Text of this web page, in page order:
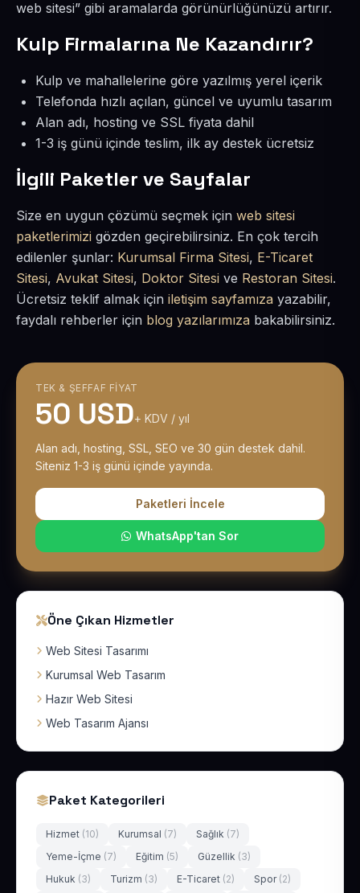
web sitesi” gibi aramalarda görünürlüğünüzü artırır.
Kulp Firmalarına Ne Kazandırır?
Kulp ve mahallelerine göre yazılmış yerel içerik
Telefonda hızlı açılan, güncel ve uyumlu tasarım
Alan adı, hosting ve SSL fiyata dahil
1-3 iş günü içinde teslim, ilk ay destek ücretsiz
İlgili Paketler ve Sayfalar
Size en uygun çözümü seçmek için web sitesi
paketlerimizi gözden geçirebilirsiniz. En çok tercih
edilenler şunlar: Kurumsal Firma Sitesi, E-Ticaret
Sitesi, Avukat Sitesi, Doktor Sitesi ve Restoran Sitesi.
Ücretsiz teklif almak için iletişim sayfamıza yazabilir,
faydalı rehberler için blog yazılarımıza bakabilirsiniz.
TEK & ŞEFFAF FIYAT
50 USD+ KDV / yıl
Alan adı, hosting, SSL, SEO ve 30 gün destek dahil.
Siteniz 1-3 iş günü içinde yayında.
Paketleri İncele
WhatsApp'tan Sor
Öne Çıkan Hizmetler
Web Sitesi Tasarımı
Kurumsal Web Tasarım
Hazır Web Sitesi
Web Tasarım Ajansı
Paket Kategorileri
Hizmet (10) Kurumsal (7) Sağlık (7)
Yeme-İçme (7) Eğitim (5) Güzellik (3)
Hukuk (3) Turizm (3) E-Ticaret (2) Spor (2)